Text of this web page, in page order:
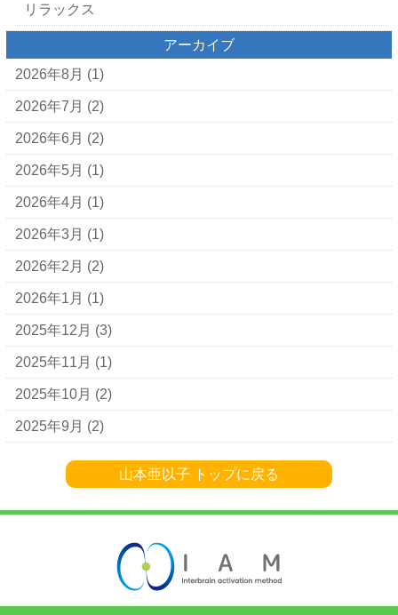
リラックス
アーカイブ
2026年8月 (1)
2026年7月 (2)
2026年6月 (2)
2026年5月 (1)
2026年4月 (1)
2026年3月 (1)
2026年2月 (2)
2026年1月 (1)
2025年12月 (3)
2025年11月 (1)
2025年10月 (2)
2025年9月 (2)
山本亜以子 トップに戻る